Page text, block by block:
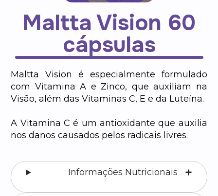
Maltta Vision 60
cápsulas
Maltta Vision é especialmente formulado
com Vitamina A e Zinco, que auxiliam na
Visão, além das Vitaminas C, E e da Luteína.
A Vitamina C é um antioxidante que auxilia
nos danos causados pelos radicais livres.
Informações Nutricionais